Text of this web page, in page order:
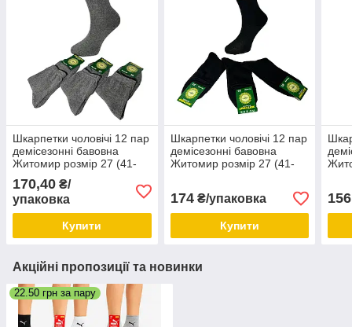
Шкарпетки чоловічі 12 пар
демісезонні бавовна
Житомир розмір 27 (41-
170,40 ₴/
упаковка
Купити
Шкарпетки чоловічі 12 пар
демісезонні бавовна
Житомир розмір 27 (41-
174₴/упаковка
Купити
156
Акційні пропозиції та новинки
22.50 грн за пару